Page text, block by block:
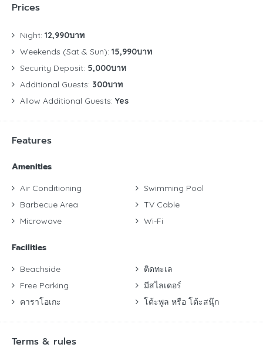
Prices
Night: 12,990บาท
Weekends (Sat & Sun): 15,990บาท
Security Deposit: 5,000บาท
Additional Guests: 300บาท
Allow Additional Guests: Yes
Features
Amenities
Air Conditioning
Barbecue Area
Microwave
Swimming Pool
TV Cable
Wi-Fi
Facilities
Beachside
Free Parking
คาราโอเกะ
ติดทะเล
มีสไลเดอร์
โต้ะพูล หรือ โต้ะสนุ๊ก
Terms & rules